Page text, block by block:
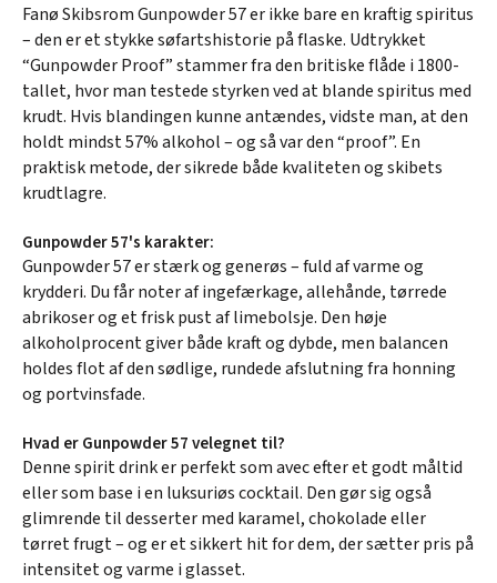
Fanø Skibsrom Gunpowder 57 er ikke bare en kraftig spiritus
– den er et stykke søfartshistorie på flaske. Udtrykket
“Gunpowder Proof” stammer fra den britiske flåde i 1800-
tallet, hvor man testede styrken ved at blande spiritus med
krudt. Hvis blandingen kunne antændes, vidste man, at den
holdt mindst 57% alkohol – og så var den “proof”. En
praktisk metode, der sikrede både kvaliteten og skibets
krudtlagre.
Gunpowder 57's karakter:
Gunpowder 57 er stærk og generøs – fuld af varme og
krydderi. Du får noter af ingefærkage, allehånde, tørrede
abrikoser og et frisk pust af limebolsje. Den høje
alkoholprocent giver både kraft og dybde, men balancen
holdes flot af den sødlige, rundede afslutning fra honning
og portvinsfade.
Hvad er Gunpowder 57 velegnet til?
Denne spirit drink er perfekt som avec efter et godt måltid
eller som base i en luksuriøs cocktail. Den gør sig også
glimrende til desserter med karamel, chokolade eller
tørret frugt – og er et sikkert hit for dem, der sætter pris på
intensitet og varme i glasset.